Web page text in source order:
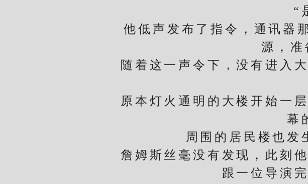
“是
他低声发布了指令，通讯器那
源，准
随着这一声令下，没有进入大
原本灯火通明的大楼开始一层
幕
周围的居民楼也发生
詹姆斯丝毫没有发现，此刻他
跟一位导演